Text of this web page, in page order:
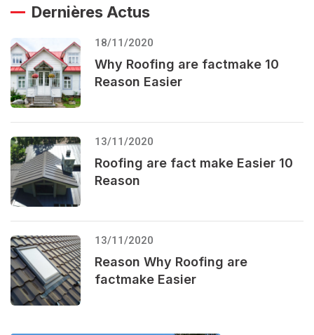
Dernières Actus
18/11/2020
Why Roofing are factmake 10
Reason Easier
13/11/2020
Roofing are fact make Easier 10
Reason
13/11/2020
Reason Why Roofing are
factmake Easier